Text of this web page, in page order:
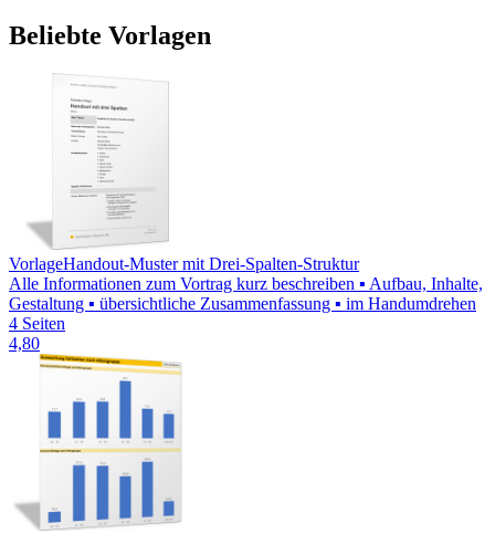
Beliebte Vorlagen
VorlageHandout-Muster mit Drei-Spalten-Struktur
Alle Informationen zum Vortrag kurz beschreiben ▪ Aufbau, Inhalte,
Gestaltung ▪ übersichtliche Zusammenfassung ▪ im Handumdrehen
4 Seiten
4,80